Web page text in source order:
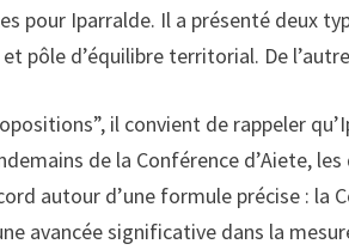
pour Iparralde. Il a présenté deux
pôle d’équilibre territorial. De
il convient de rappeler
de la Conférence d’Aiete,
autour d’une formule précise :
avancée significative dans la